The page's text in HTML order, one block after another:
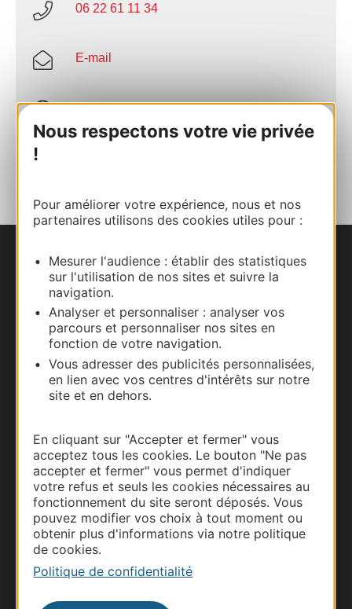
Nous respectons votre vie privée
!
Pour améliorer votre expérience, nous et nos
partenaires utilisons des cookies utiles pour :
Mesurer l'audience : établir des statistiques
sur l'utilisation de nos sites et suivre la
navigation.
Analyser et personnaliser : analyser vos
parcours et personnaliser nos sites en
fonction de votre navigation.
Vous adresser des publicités personnalisées,
en lien avec vos centres d'intérêts sur notre
site et en dehors.
En cliquant sur "Accepter et fermer" vous
acceptez tous les cookies. Le bouton "Ne pas
accepter et fermer" vous permet d'indiquer
votre refus et seuls les cookies nécessaires au
fonctionnement du site seront déposés. Vous
pouvez modifier vos choix à tout moment ou
obtenir plus d'informations via notre politique
de cookies.
Politique de confidentialité
06 22 61 11 34
E-mail
Site internet
Nous contacter
Carte interactive
Documentation
Thermalisme
Business/Mice
Pros d'Occitanie
Site presse et d'influence